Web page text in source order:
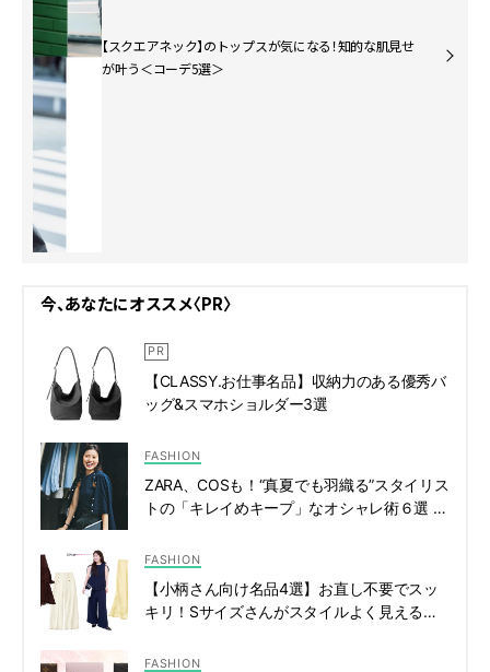
【スクエアネック】のトップスが気になる！知的な肌見せ
が叶う＜コーデ5選＞
今、あなたにオススメ〈PR〉
【CLASSY.お仕事名品】収納力のある優秀バ
ッグ&スマホショルダー3選
FASHION
ZARA、COSも！“真夏でも羽織る”スタイリス
トの「キレイめキープ」なオシャレ術６選 |
FASHION
【小柄さん向け名品4選】お直し不要でスッ
キリ！Sサイズさんがスタイルよく見える通
FASHION